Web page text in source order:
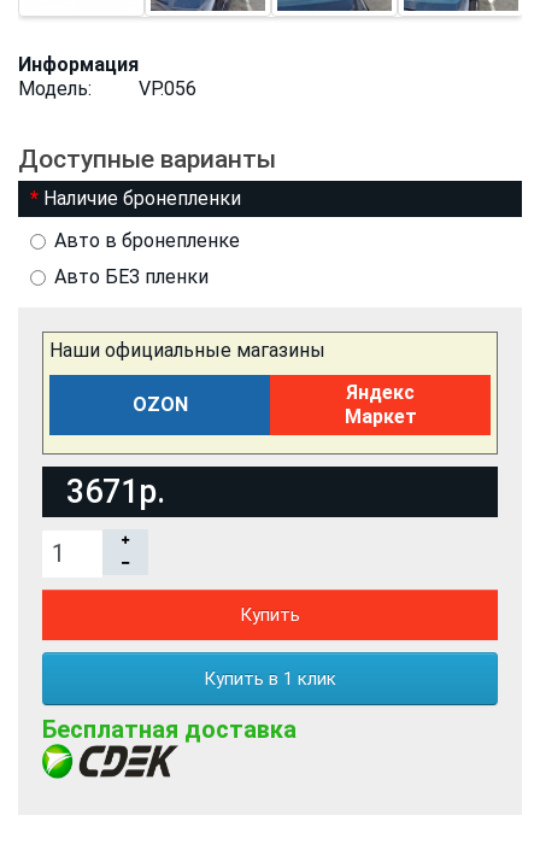
Информация
Модель:
VP.056
Доступные варианты
Наличие бронепленки
Авто в бронепленке
Авто БЕЗ пленки
Наши официальные магазины
OZON
Яндекс
Маркет
3671р.
Купить
Купить в 1 клик
Бесплатная доставка